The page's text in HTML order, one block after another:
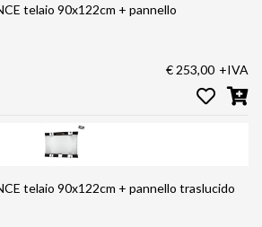
telaio 90x122cm + pannello
€ 253,00 +IVA
telaio 90x122cm + pannello traslucido